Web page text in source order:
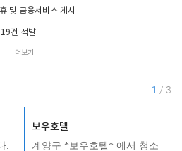
및 금융서비스 게시
건 적발
더보기
1 / 3
.
보우호텔
계양구 *보우호텔* 에서 청소